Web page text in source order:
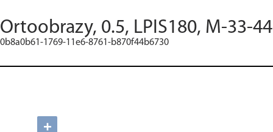
Ortoobrazy, 0.5, LPIS180, M-33-
0b8a0b61-1769-11e6-8761-b870f44b6730
+